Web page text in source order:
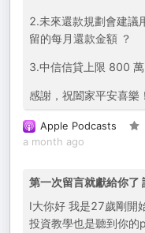
2.未來還款規劃會建議
留的每月還款金額 ？
3.中信信貸上限 800
感謝，祝闔家平安喜樂！
Apple Podcasts
a month ago
第一次留言就獻給你了
I大你好 我是27歲剛開
投資教學也是聽到你